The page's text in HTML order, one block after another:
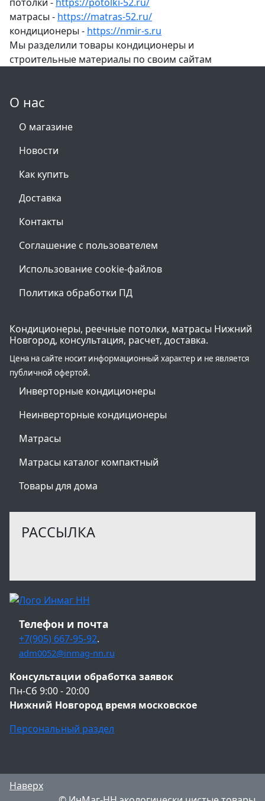
матрасы - https://matras-52.ru/
кондиционеры - https://nmir-s.ru
Мы разделили товары кондиционеры и
строительные материалы по своим сайтам
О нас
О магазине
Новости
Как купить
Доставка
Контакты
Соглашение с пользователем
Использование cookie-файлов
Политика обработки ПД
Кондиционеры, реечные потолки, матрасы Нижний
Новгород, консультация, расчет, доставка.
Цена на сайте носит информационный характер и не является
публичной офертой.
Инверторные кондиционеры
Неинверторные кондиционеры
Матрасы
Матрасы каталог компактный
Товары для дома
РАССЫЛКА
Телефон и почта
+7(905) 667-95-92.
adm0052@inmag-nn.ru
Консультации обработка заявок
Пн-Сб 9:00 - 20:00
Нижний Новгород время московское
Персональный раздел
Наверх